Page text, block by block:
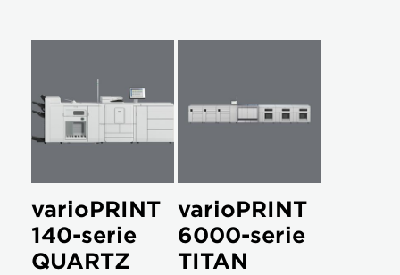
varioPRINT
140-serie
QUARTZ
varioPRINT
6000-serie
TITAN